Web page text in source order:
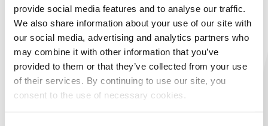
provide social media features and to analyse our traffic.
We also share information about your use of our site with
our social media, advertising and analytics partners who
may combine it with other information that you’ve
provided to them or that they’ve collected from your use
of their services. By continuing to use our site, you
consent to the use of necessary cookies.
11.04.2025. 09:35
Privremena suspenzija
financijskog instrumenta
3. MAJ
Brodogradilište d. d. u
stečaju - redovne
11.04.2025.
09:22:31
11.04.2025.
11:30:00